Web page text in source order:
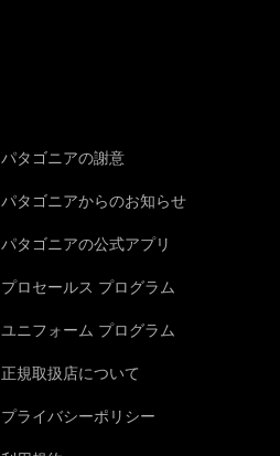
パタゴニアの謝意
パタゴニアからのお知らせ
パタゴニアの公式アプリ
プロセールス プログラム
ユニフォーム プログラム
正規取扱店について
プライバシーポリシー